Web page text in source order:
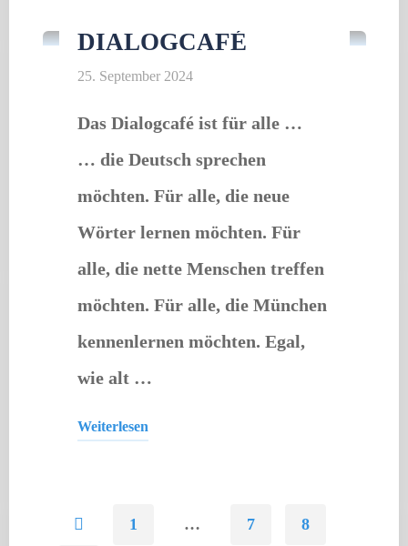
DIALOGCAFÉ
25. September 2024
Das Dialogcafé ist für alle …
… die Deutsch sprechen
möchten. Für alle, die neue
Wörter lernen möchten. Für
alle, die nette Menschen treffen
möchten. Für alle, die München
kennenlernen möchten. Egal,
wie alt …
Weiterlesen
1 … 7 8